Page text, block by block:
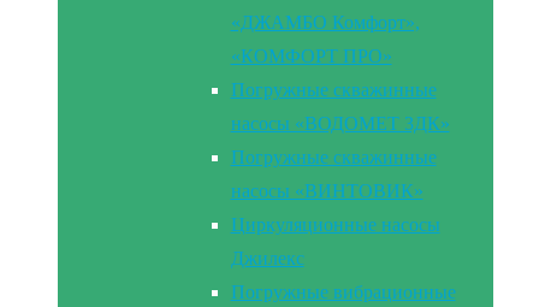
«ДЖАМБО Комфорт»,
«КОМФОРТ ПРО»
Погружные скважинные
насосы «ВОДОМЕТ 3ДК»
Погружные скважинные
насосы «ВИНТОВИК»
Циркуляционные насосы
Джилекс
Погружные вибрационные